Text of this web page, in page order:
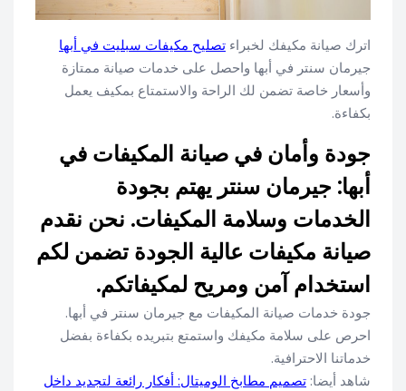
اترك صيانة مكيفك لخبراء تصليح مكيفات سبليت في أبها
جيرمان سنتر في أبها واحصل على خدمات صيانة ممتازة
وأسعار خاصة تضمن لك الراحة والاستمتاع بمكيف يعمل
بكفاءة.
جودة وأمان في صيانة المكيفات في
أبها: جيرمان سنتر يهتم بجودة
الخدمات وسلامة المكيفات. نحن نقدم
صيانة مكيفات عالية الجودة تضمن لكم
استخدام آمن ومريح لمكيفاتكم.
جودة خدمات صيانة المكيفات مع جيرمان سنتر في أبها.
احرص على سلامة مكيفك واستمتع بتبريده بكفاءة بفضل
خدماتنا الاحترافية.
شاهد أيضا: تصميم مطابخ الوميتال: أفكار رائعة لتجديد داخل